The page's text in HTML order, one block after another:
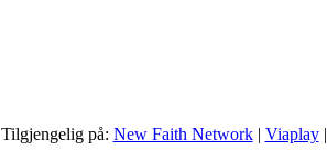
Tilgjengelig på: New Faith Network| Viaplay|